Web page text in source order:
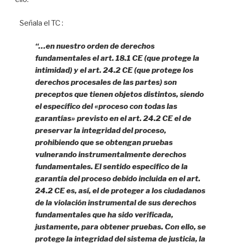
Señala el TC :
“…en nuestro orden de derechos
fundamentales el art. 18.1 CE (que protege la
intimidad) y el art. 24.2 CE (que protege los
derechos procesales de las partes) son
preceptos que tienen objetos distintos, siendo
el específico del «proceso con todas las
garantías» previsto en el art. 24.2 CE el de
preservar la integridad del proceso,
prohibiendo que se obtengan pruebas
vulnerando instrumentalmente derechos
fundamentales. El sentido específico de la
garantía del proceso debido incluida en el art.
24.2 CE es, así, el de proteger a los ciudadanos
de la violación instrumental de sus derechos
fundamentales que ha sido verificada,
justamente, para obtener pruebas. Con ello, se
protege la integridad del sistema de justicia, la